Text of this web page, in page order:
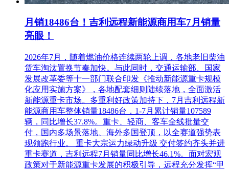
月销18486台！吉利远程新能源商用车7月销量
亮眼！
2026年7月，随着燃油价格连续两轮上调，各地老旧柴油
货车淘汰置换节奏加快。与此同时，交通运输部、国家
发展改革委等十一部门联合印发《推动新能源重卡规模
化应用实施方案》，各地配套细则陆续落地，全面激活
新能源重卡市场。多重利好政策加持下，7月吉利远程新
能源商用车整体销量18486台，1-7月累计销量107589
辆，同比增长37.8%。重卡、轻商、客车全线批量交
付，国内多场景落地、海外多国登顶，以全赛道强势表
现领跑行业。 重卡大宗运力绿动升级 交付签约齐头并进
重卡赛道，吉利远程7月销量同比增长46.1%。面对宏观
政策对于新能源重卡发展的积极引导，远程充分发挥“甲